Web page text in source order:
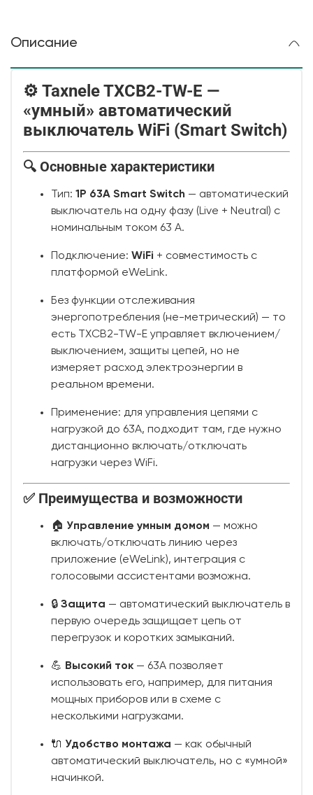
Описание
⚙️ Taxnele TXCB2-TW-E —
«умный» автоматический
выключатель WiFi (Smart Switch)
🔍 Основные характеристики
Тип: 1P 63A Smart Switch — автоматический
выключатель на одну фазу (Live + Neutral) с
номинальным током 63 A.
Подключение: WiFi + совместимость с
платформой eWeLink.
Без функции отслеживания
энергопотребления (не-метрический) — то
есть TXCB2-TW-E управляет включением/
выключением, защиты цепей, но не
измеряет расход электроэнергии в
реальном времени.
Применение: для управления цепями с
нагрузкой до 63A, подходит там, где нужно
дистанционно включать/отключать
нагрузки через WiFi.
✅ Преимущества и возможности
🏠 Управление умным домом — можно
включать/отключать линию через
приложение (eWeLink), интеграция с
голосовыми ассистентами возможна.
🔒 Защита — автоматический выключатель в
первую очередь защищает цепь от
перегрузок и коротких замыканий.
💪 Высокий ток — 63A позволяет
использовать его, например, для питания
мощных приборов или в схеме с
несколькими нагрузками.
🔌 Удобство монтажа — как обычный
автоматический выключатель, но с «умной»
начинкой.